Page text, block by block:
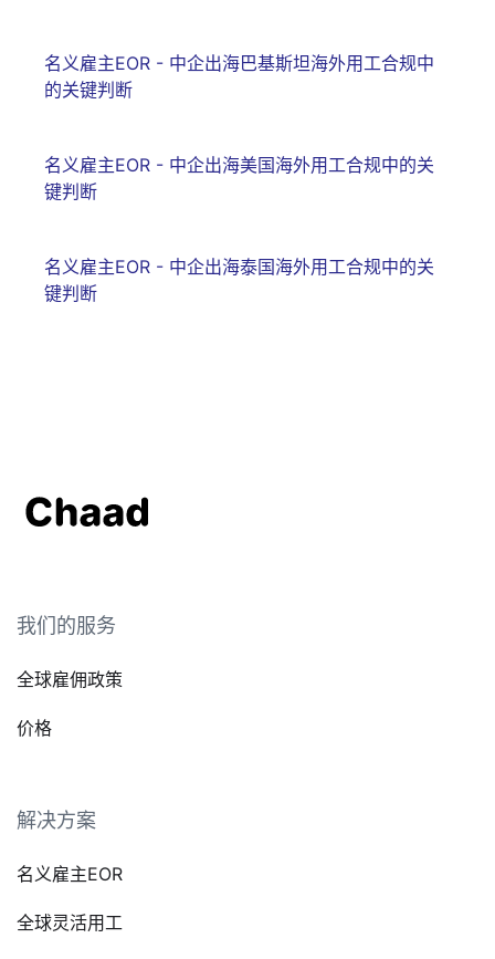
名义雇主EOR - 中企出海巴基斯坦海外用工合规中
的关键判断
名义雇主EOR - 中企出海美国海外用工合规中的关
键判断
名义雇主EOR - 中企出海泰国海外用工合规中的关
键判断
我们的服务
全球雇佣政策
价格
解决方案
名义雇主EOR
全球灵活用工